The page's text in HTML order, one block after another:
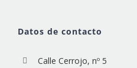
Datos de contacto
Calle Cerrojo, nº 5